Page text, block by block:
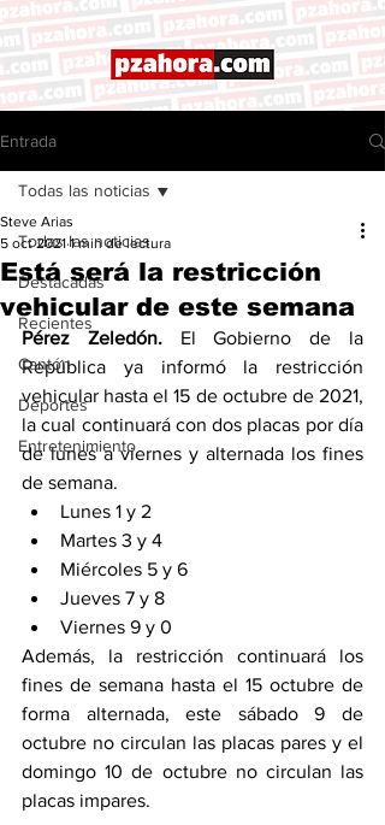
Entrada
Todas las noticias
Destacadas
Recientes
Cantón
Deportes
Entretenimiento
Todas las noticias
Está será la restricción
vehicular de este semana
Steve Arias
5 oct 2021 1 min de lectura
Pérez Zeledón. El Gobierno de la
República ya informó la restricción
vehicular hasta el 15 de octubre de 2021,
la cual continuará con dos placas por día
de lunes a viernes y alternada los fines
de semana.
Lunes 1 y 2
Martes 3 y 4
Miércoles 5 y 6
Jueves 7 y 8
Viernes 9 y 0
Además, la restricción continuará los
fines de semana hasta el 15 octubre de
forma alternada, este sábado 9 de
octubre no circulan las placas pares y el
domingo 10 de octubre no circulan las
placas impares.